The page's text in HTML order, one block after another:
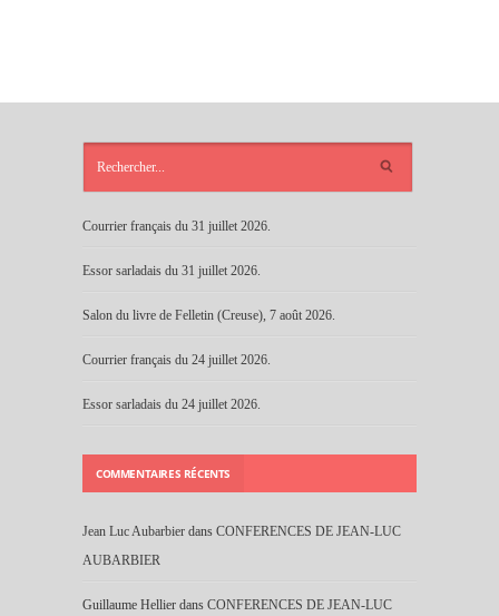
Courrier français du 31 juillet 2026.
Essor sarladais du 31 juillet 2026.
Salon du livre de Felletin (Creuse), 7 août 2026.
Courrier français du 24 juillet 2026.
Essor sarladais du 24 juillet 2026.
COMMENTAIRES RÉCENTS
Jean Luc Aubarbier dans CONFERENCES DE JEAN-LUC
AUBARBIER
Guillaume Hellier dans CONFERENCES DE JEAN-LUC